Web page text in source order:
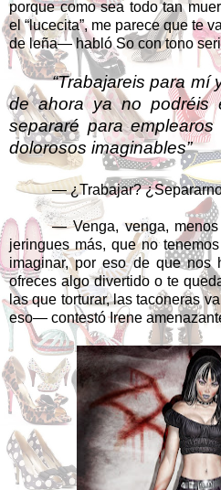
porque como sea todo tan
el “lucecita”, me parece que te
de leña— habló So con tono
“Trabajareis para mí
de ahora ya no podréis
separaré para
dolorosos imaginables”
— ¿Trabajar?
— Venga, venga,
jeringues más, que no
imaginar, por eso de que nos
ofreces algo divertido o te
las que torturar, las taconeras
eso— contestó Irene